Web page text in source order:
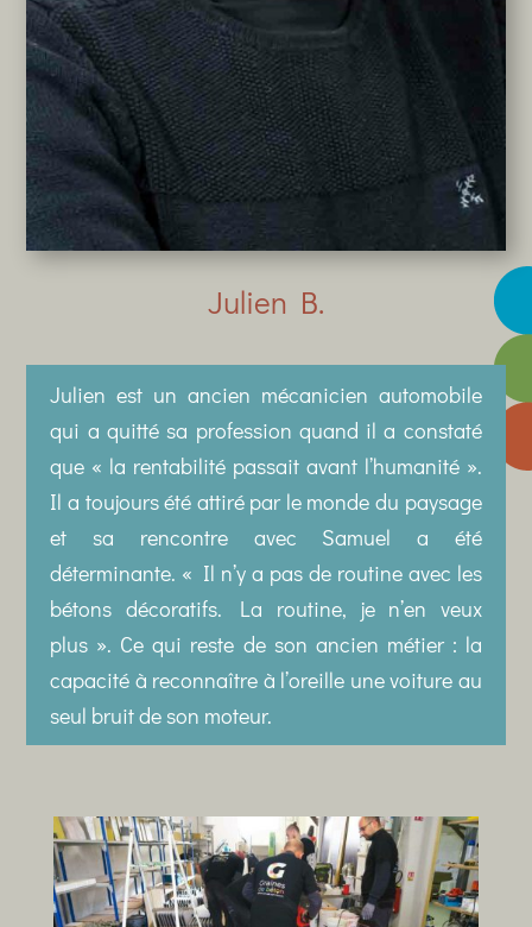
Julien B.
Julien est un ancien mécanicien automobile
qui a quitté sa profession quand il a constaté
que « la rentabilité passait avant l’humanité ».
Il a toujours été attiré par le monde du paysage
et sa rencontre avec Samuel a été
déterminante. « Il n’y a pas de routine avec les
bétons décoratifs. La routine, je n’en veux
plus ». Ce qui reste de son ancien métier : la
capacité à reconnaître à l’oreille une voiture au
seul bruit de son moteur.